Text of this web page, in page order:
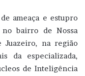
ameaça e estupro
bairro de Nossa
Juazeiro, na região
da especializada,
de Inteligência